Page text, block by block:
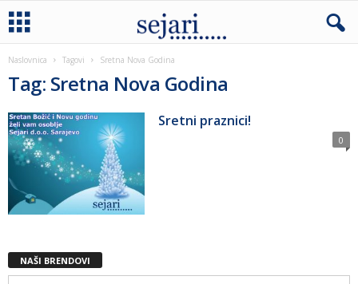
Naslovnica Tagovi Sretna Nova Godina
Tag: Sretna Nova Godina
Sretni praznici!
0
NAŠI BRENDOVI